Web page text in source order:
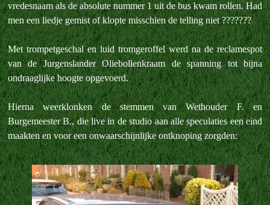
vredesnaam als de absolute nummer 1 uit de bus kwam rollen. Had
men een liedje gemist of klopte misschien de telling niet ???????
Met trompetgeschal en luid tromgeroffel werd na de reclamespot
van de Jurgenslander Oliebollenkraam de spanning tot bijna
ondraaglijke hoogte opgevoerd.
Hierna weerklonken de stemmen van Wethouder F. en
Burgemeester B., die live in de studio aan alle speculaties een eind
maakten en voor een onwaarschijnlijke ontknoping zorgden: